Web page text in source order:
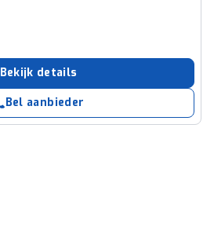
Bekijk details
Bel aanbieder